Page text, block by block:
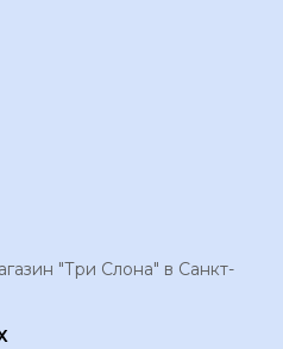
"Три Слона" в Санкт-